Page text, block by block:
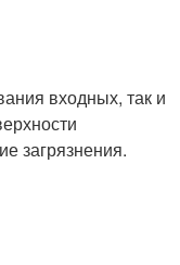
входных, так и
загрязнения.